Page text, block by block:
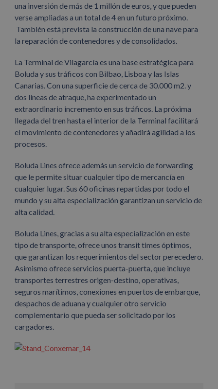
una inversión de más de 1 millón de euros, y que pueden
verse ampliadas a un total de 4 en un futuro próximo.
También está prevista la construcción de una nave para
la reparación de contenedores y de consolidados.
La Terminal de Vilagarcía es una base estratégica para
Boluda y sus tráficos con Bilbao, Lisboa y las Islas
Canarias. Con una superficie de cerca de 30.000 m2. y
dos líneas de atraque, ha experimentado un
extraordinario incremento en sus tráficos. La próxima
llegada del tren hasta el interior de la Terminal facilitará
el movimiento de contenedores y añadirá agilidad a los
procesos.
Boluda Lines ofrece además un servicio de forwarding
que le permite situar cualquier tipo de mercancía en
cualquier lugar. Sus 60 oficinas repartidas por todo el
mundo y su alta especialización garantizan un servicio de
alta calidad.
Boluda Lines, gracias a su alta especialización en este
tipo de transporte, ofrece unos transit times óptimos,
que garantizan los requerimientos del sector perecedero.
Asimismo ofrece servicios puerta-puerta, que incluye
transportes terrestres origen-destino, operativas,
seguros marítimos, conexiones en puertos de embarque,
despachos de aduana y cualquier otro servicio
complementario que pueda ser solicitado por los
cargadores.